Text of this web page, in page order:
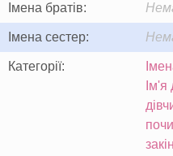
Імена братів:
Імена сестер:
Категорії:
Ім'я